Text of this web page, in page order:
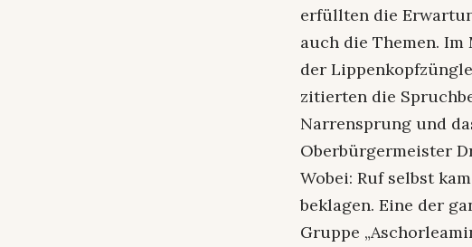
erfüllten die
auch die Themen.
der
zitierten die
Narrensprung und
Oberbürgermeister
Wobei: Ruf selbst
beklagen. Eine der
Gruppe